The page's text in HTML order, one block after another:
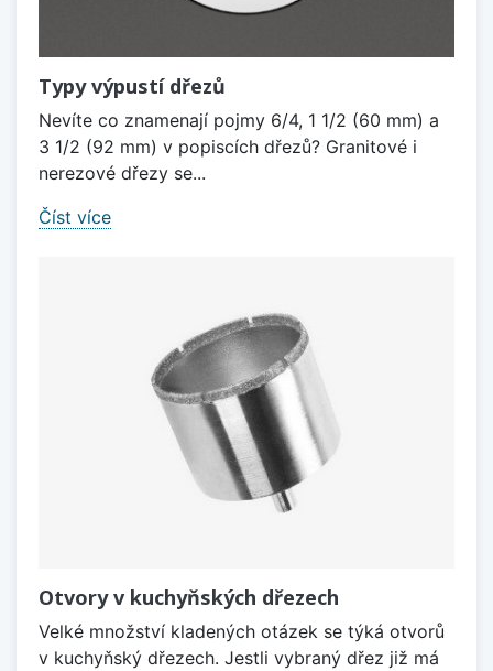
Typy výpustí dřezů
Nevíte co znamenají pojmy 6/4, 1 1/2 (60 mm) a
3 1/2 (92 mm) v popiscích dřezů? Granitové i
nerezové dřezy se...
Číst více
Otvory v kuchyňských dřezech
Velké množství kladených otázek se týká otvorů
v kuchyňský dřezech. Jestli vybraný dřez již má